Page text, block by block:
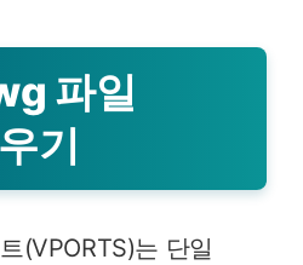
파일
기
(VPORTS)는 단일